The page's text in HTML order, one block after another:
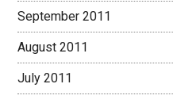
September 2011
August 2011
July 2011